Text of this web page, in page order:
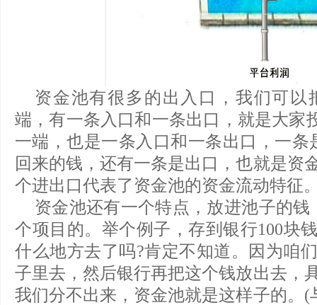
资金池有很多的出入口，我们可以
端，有一条入口和一条出口，就是大家
一端，也是一条入口和一条出口，一
回来的钱，还有一条是出口，也就是资
个进出口代表了资金池的资金流动特征
资金池还有一个特点，放进池子的
个项目的。举个例子，存到银行100块
什么地方去了吗?肯定不知道。因为咱
子里去，然后银行再把这个钱放出去，
我们分不出来，资金池就是这样子的。(